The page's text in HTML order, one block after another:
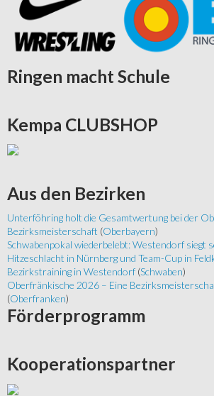
Ringen macht Schule
Kempa CLUBSHOP
Aus den Bezirken
Unterföhring holt die Gesamtwertung bei der
Bezirksmeisterschaft (Oberbayern)
Schwabenpokal wiederbelebt: Westendorf siegt
Hitzeschlacht in Nürnberg und Team-Cup in
Bezirkstraining in Westendorf (Schwaben)
Oberfränkische 2026 – Eine
(Oberfranken)
Förderprogramm
Kooperationspartner